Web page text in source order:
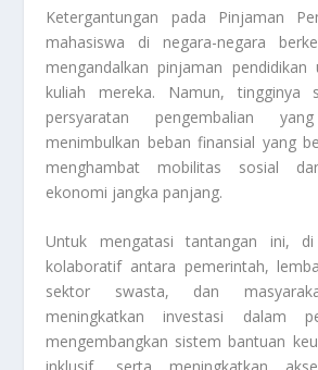
Ketergantungan pada Pinjaman
mahasiswa di negara-negara
mengandalkan pinjaman pendidikan
kuliah mereka. Namun, tingginya
persyaratan pengembalian
menimbulkan beban finansial yang
menghambat mobilitas sosial
ekonomi jangka panjang.
Untuk mengatasi tantangan ini,
kolaboratif antara pemerintah,
sektor swasta, dan
meningkatkan investasi dalam
mengembangkan sistem bantuan